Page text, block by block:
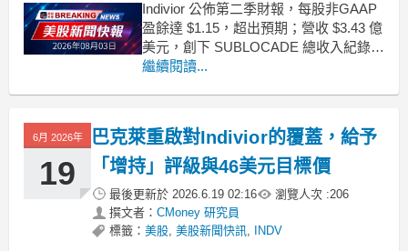
Indivior 公佈第二季財報，每股非GAAP
盈餘達 $1.15，超出預期；營收 $3.43 億
美元，創下 SUBLOCADE 總收入紀錄。
.badgeprice-container {
gap: 1rem
繼續閱讀...
6月 2026年
19
巴克萊重啟對Indivior的覆蓋，給予
「增持」評級與46美元目標價
最後更新於 2026.6.19 02:16 瀏覽人次 :206
撰文者： CMoney 研究員
標籤： 美股, 美股新聞快訊, INDV